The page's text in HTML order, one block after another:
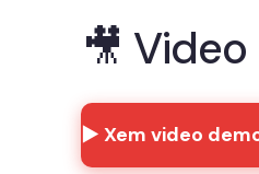
🎥
▶️ Xem video